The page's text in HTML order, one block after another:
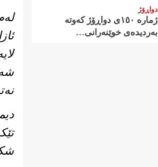
دواڕۆژ
ژمارە ١٥٠ی دواڕۆژ کەوتە
بەردیدەی خوێنەرانی…